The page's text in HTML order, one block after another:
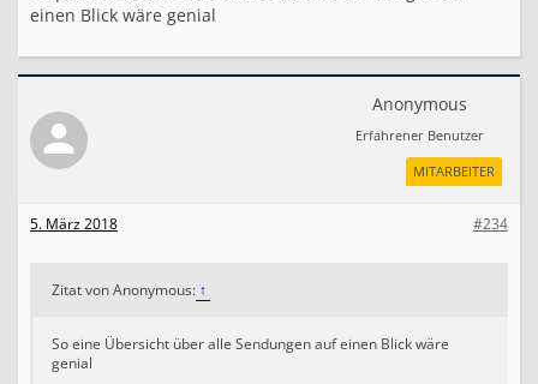
einen Blick wäre genial
Anonymous
Erfahrener Benutzer
MITARBEITER
#234
5. März 2018
Zitat von Anonymous: ↑
So eine Übersicht über alle Sendungen auf einen Blick wäre
genial